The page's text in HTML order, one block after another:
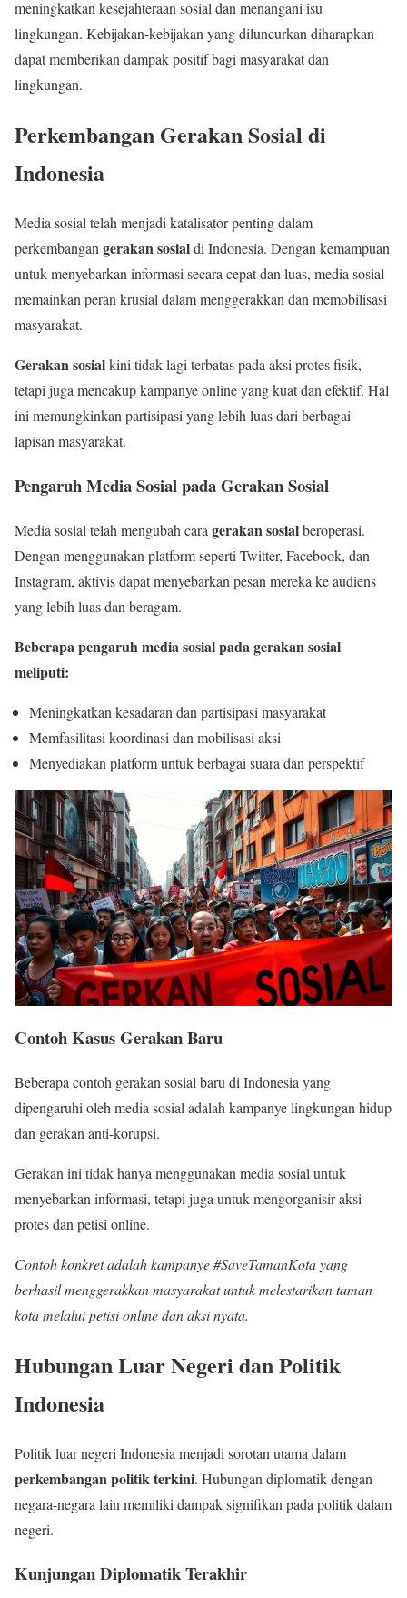
meningkatkan kesejahteraan sosial dan menangani isu
lingkungan. Kebijakan-kebijakan yang diluncurkan diharapkan
dapat memberikan dampak positif bagi masyarakat dan
lingkungan.
Perkembangan Gerakan Sosial di
Indonesia
Media sosial telah menjadi katalisator penting dalam
perkembangan gerakan sosialdi Indonesia. Dengan kemampuan
untuk menyebarkan informasi secara cepat dan luas, media sosial
memainkan peran krusial dalam menggerakkan dan memobilisasi
masyarakat.
Gerakan sosialkini tidak lagi terbatas pada aksi protes fisik,
tetapi juga mencakup kampanye online yang kuat dan efektif. Hal
ini memungkinkan partisipasi yang lebih luas dari berbagai
lapisan masyarakat.
Pengaruh Media Sosial pada Gerakan Sosial
Media sosial telah mengubah cara gerakan sosialberoperasi.
Dengan menggunakan platform seperti Twitter, Facebook, dan
Instagram, aktivis dapat menyebarkan pesan mereka ke audiens
yang lebih luas dan beragam.
Beberapa pengaruh media sosial pada gerakan sosial
meliputi:
Meningkatkan kesadaran dan partisipasi masyarakat
Memfasilitasi koordinasi dan mobilisasi aksi
Menyediakan platform untuk berbagai suara dan perspektif
Contoh Kasus Gerakan Baru
Beberapa contoh gerakan sosial baru di Indonesia yang
dipengaruhi oleh media sosial adalah kampanye lingkungan hidup
dan gerakan anti-korupsi.
Gerakan ini tidak hanya menggunakan media sosial untuk
menyebarkan informasi, tetapi juga untuk mengorganisir aksi
protes dan petisi online.
Contoh konkret adalah kampanye #SaveTamanKota yang
berhasil menggerakkan masyarakat untuk melestarikan taman
kota melalui petisi online dan aksi nyata.
Hubungan Luar Negeri dan Politik
Indonesia
Politik luar negeri Indonesia menjadi sorotan utama dalam
perkembangan politik terkini. Hubungan diplomatik dengan
negara-negara lain memiliki dampak signifikan pada politik dalam
negeri.
Kunjungan Diplomatik Terakhir